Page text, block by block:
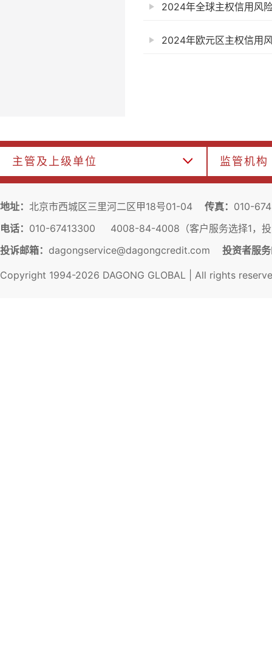
2024年全球主权信用风
2024年欧元区主权信用
主管及上级单位 监管机构
地址： 北京市西城区三里河二区甲18号01-04 传真： 010-
电话： 010-67413300 4008-84-4008（客户服务选择1，投
投诉邮箱： dagongservice@dagongcredit.com 投资者服
Copyright 1994-2026 DAGONG GLOBAL | All rights